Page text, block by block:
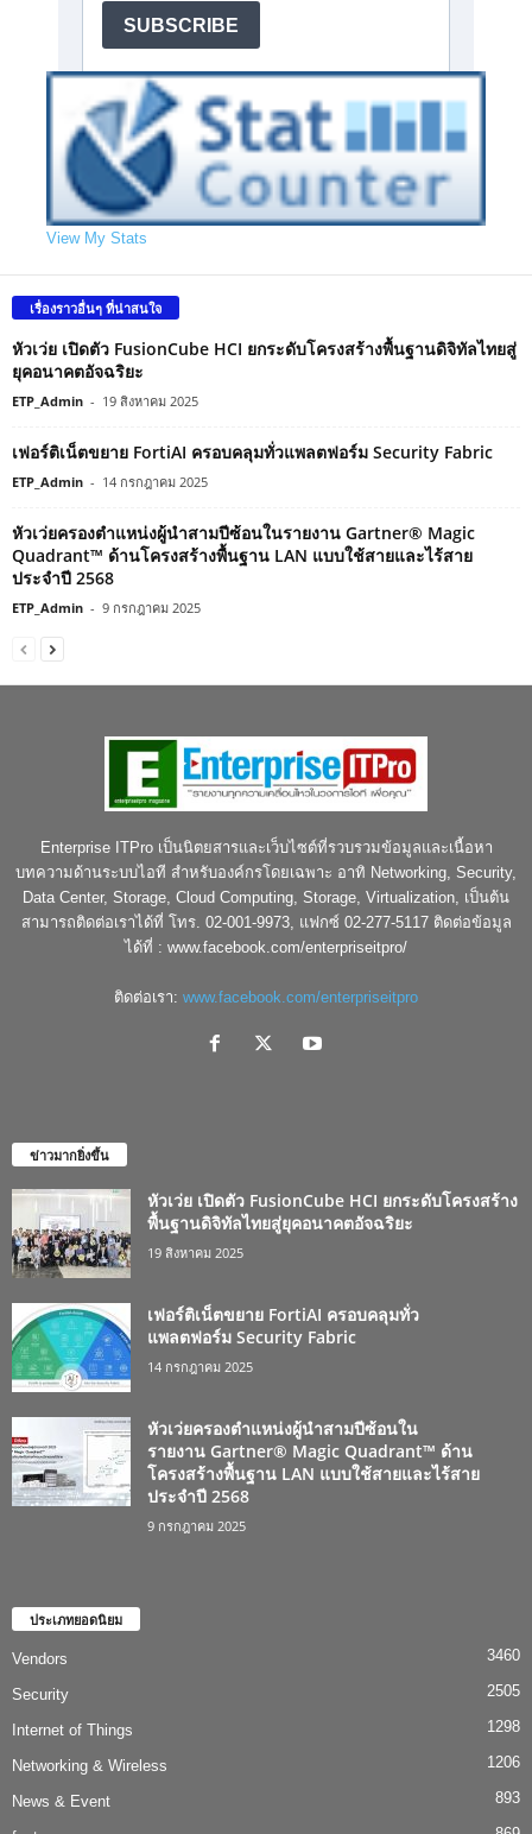
View My Stats
เรื่องราวอื่นๆ ที่น่าสนใจ
หัวเว่ย เปิดตัว FusionCube HCI ยกระดับโครงสร้างพื้นฐานดิจิทัลไทยสู่
ยุคอนาคตอัจฉริยะ
ETP_Admin - 19 สิงหาคม 2025
เฟอร์ติเน็ตขยาย FortiAI ครอบคลุมทั่วแพลตฟอร์ม Security Fabric
ETP_Admin - 14 กรกฎาคม 2025
หัวเว่ยครองตำแหน่งผู้นำสามปีซ้อนในรายงาน Gartner® Magic
Quadrant™ ด้านโครงสร้างพื้นฐาน LAN แบบใช้สายและไร้สาย
ประจำปี 2568
ETP_Admin - 9 กรกฎาคม 2025
Enterprise ITPro เป็นนิตยสารและเว็บไซต์ที่รวบรวมข้อมูลและเนื้อหา
บทความด้านระบบไอที สำหรับองค์กรโดยเฉพาะ อาทิ Networking, Security,
Data Center, Storage, Cloud Computing, Storage, Virtualization, เป็นต้น
สามารถติดต่อเราได้ที่ โทร. 02-001-9973, แฟกซ์ 02-277-5117 ติดต่อข้อมูล
ได้ที่ : www.facebook.com/enterpriseitpro/
ติดต่อเรา: www.facebook.com/enterpriseitpro
ข่าวมากยิ่งขึ้น
หัวเว่ย เปิดตัว FusionCube HCI ยกระดับโครงสร้าง
พื้นฐานดิจิทัลไทยสู่ยุคอนาคตอัจฉริยะ
19 สิงหาคม 2025
เฟอร์ติเน็ตขยาย FortiAI ครอบคลุมทั่ว
แพลตฟอร์ม Security Fabric
14 กรกฎาคม 2025
หัวเว่ยครองตำแหน่งผู้นำสามปีซ้อนใน
รายงาน Gartner® Magic Quadrant™ ด้าน
โครงสร้างพื้นฐาน LAN แบบใช้สายและไร้สาย
ประจำปี 2568
9 กรกฎาคม 2025
ประเภทยอดนิยม
Vendors 3460
Security 2505
Internet of Things 1298
Networking & Wireless 1206
News & Event 893